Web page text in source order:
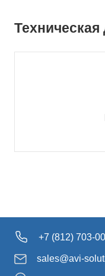
+7 (812) 703-
sales@avi-